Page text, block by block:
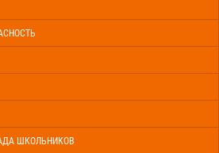
ШКОЛЬНИКОВ